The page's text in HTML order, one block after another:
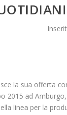
la sua offerta
2015 ad
linea per la